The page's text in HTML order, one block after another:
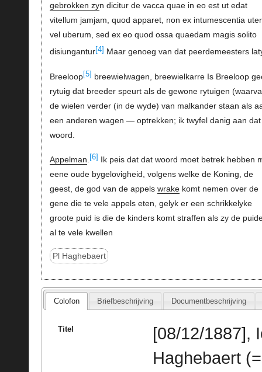
gebrokken zyn dicitur de vacca quae in eo est ut edat
vitellum jamjam, quod apparet, non ex intumescentia
vel uberum, sed ex eo quod ossa quaedam magis solito
disiungantur[4] Maar genoeg van dat peerdemeesters
Breeloop[5] breewielwagen, breewielkarre Is Breeloop
rytuig dat breeder speurt als de gewone rytuigen
de wielen verder (in de wyde) van malkander staan als
een anderen wagen — optrekken; ik twyfel danig aan dat
woord.
Appelman. [6] Ik peis dat dat woord moet betrek hebben
eene oude bygelovigheid, volgens welke de Koning, de
geest, de god van de appels wrakekomt nemen over de
gene die te vele appels eten, gelyk er een schrikkelyke
groote puid is die de kinders komt straffen als zy de
al te vele kwellen
Pl Haghebaert
Colofon Briefbeschrijving Documentbeschrijving
Titel
[08/12/1887],
Haghebaert